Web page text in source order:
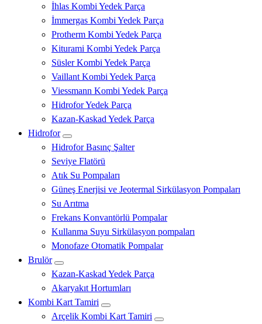
İhlas Kombi Yedek Parça
İmmergas Kombi Yedek Parça
Protherm Kombi Yedek Parça
Kiturami Kombi Yedek Parça
Süsler Kombi Yedek Parça
Vaillant Kombi Yedek Parça
Viessmann Kombi Yedek Parça
Hidrofor Yedek Parça
Kazan-Kaskad Yedek Parça
Hidrofor
Hidrofor Basınç Şalter
Seviye Flatörü
Atık Su Pompaları
Güneş Enerjisi ve Jeotermal Sirkülasyon Pompaları
Su Arıtma
Frekans Konvantörlü Pompalar
Kullanma Suyu Sirkülasyon pompaları
Monofaze Otomatik Pompalar
Brulör
Kazan-Kaskad Yedek Parça
Akaryakıt Hortumları
Kombi Kart Tamiri
Arçelik Kombi Kart Tamiri